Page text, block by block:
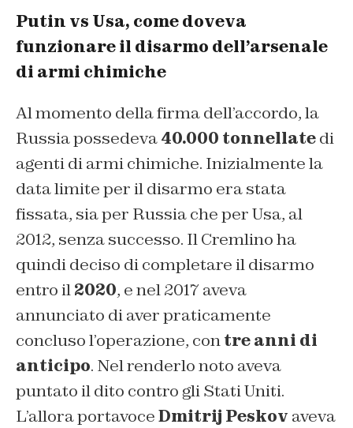
Putin vs Usa, come doveva
funzionare il disarmo dell’arsenale
di armi chimiche
Al momento della firma dell’accordo, la
Russia possedeva40.000 tonnellatedi
agenti di armi chimiche. Inizialmente la
data limite per il disarmo era stata
fissata, sia per Russia che per Usa, al
2012, senza successo. Il Cremlino ha
quindi deciso di completare il disarmo
entro il2020, e nel 2017 aveva
annunciato di aver praticamente
concluso l’operazione, contre anni di
anticipo. Nel renderlo noto aveva
puntato il dito contro gli Stati Uniti.
L’allora portavoceDmitrij Peskov aveva